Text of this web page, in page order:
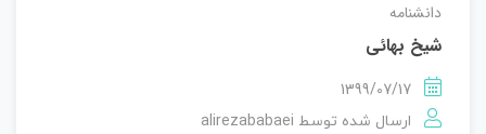
دانشنامه
شیخ بهائی
1399/07/17
ارسال شده توسط alirezababaei